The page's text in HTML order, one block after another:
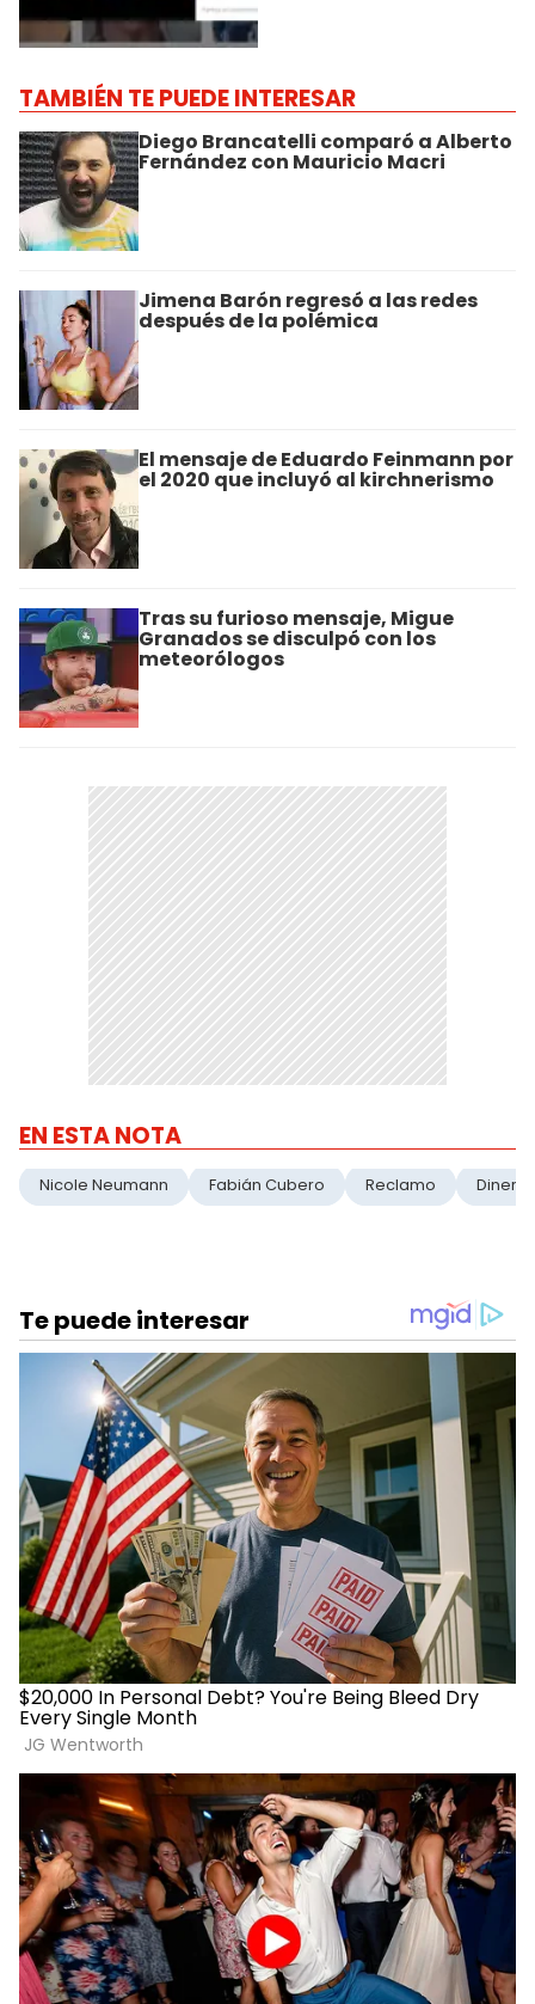
TAMBIÉN TE PUEDE INTERESAR
Diego Brancatelli comparó a Alberto
Fernández con Mauricio Macri
Jimena Barón regresó a las redes
después de la polémica
El mensaje de Eduardo Feinmann por
el 2020 que incluyó al kirchnerismo
Tras su furioso mensaje, Migue
Granados se disculpó con los
meteorólogos
EN ESTA NOTA
Nicole Neumann Fabián Cubero Reclamo Dinero